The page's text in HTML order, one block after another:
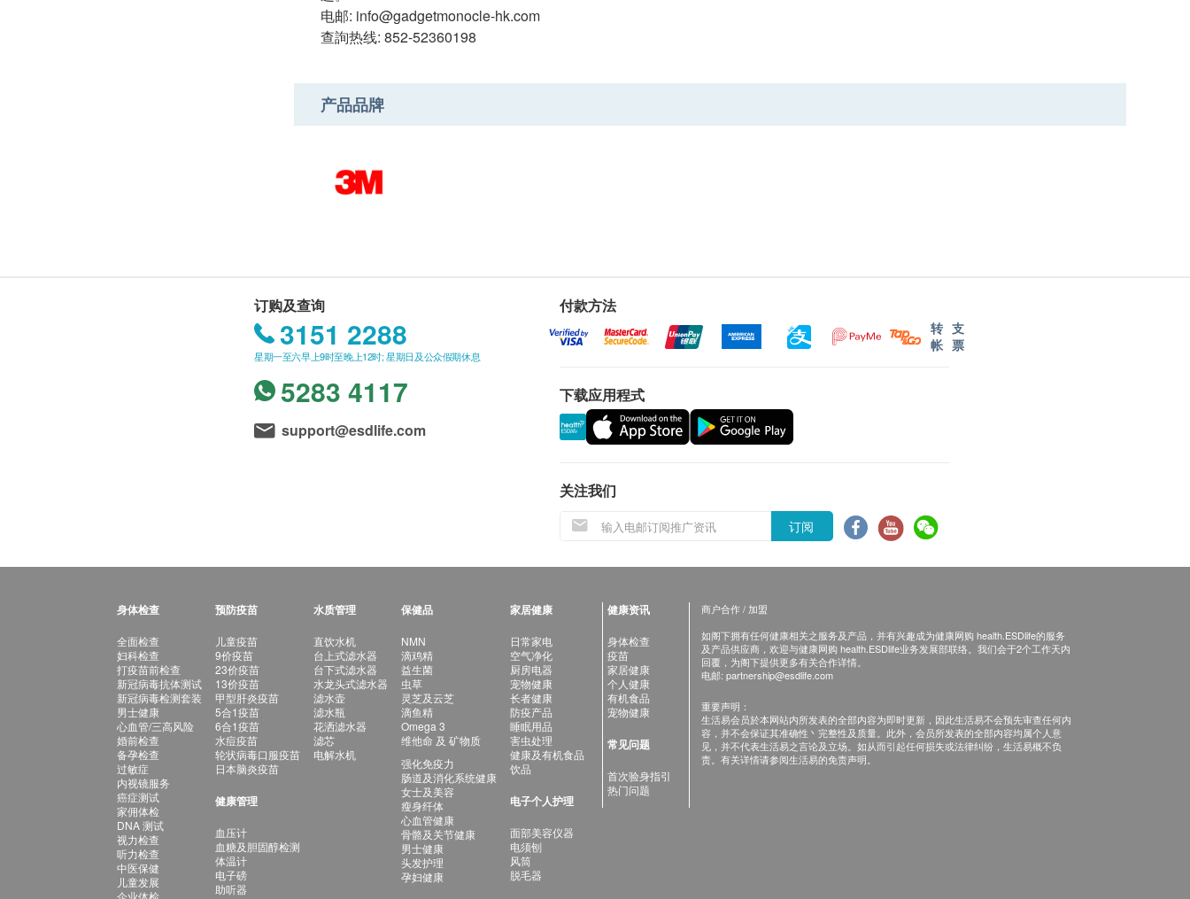
电邮: info@gadgetmonocle-hk.com
查詢热线: 852-52360198
产品品牌
订购及查询
3151 2288
星期一至六早上9时至晚上12时; 星期日及公众假期休息
5283 4117
support@esdlife.com
付款方法
转
帐
支
票
下载应用程式
关注我们
订阅
身体检查
全面检查
妇科检查
打疫苗前检查
新冠病毒抗体测试
新冠病毒检测套装
男士健康
心血管/三高风险
婚前检查
备孕检查
过敏症
内视镜服务
癌症测试
家佣体检
DNA 测试
视力检查
听力检查
中医保健
儿童发展
企业体检
预防疫苗
儿童疫苗
9价疫苗
23价疫苗
13价疫苗
甲型肝炎疫苗
5合1疫苗
6合1疫苗
水痘疫苗
轮状病毒口服疫苗
日本脑炎疫苗
健康管理
血压计
血糖及胆固醇检测
体温计
电子磅
助听器
水质管理
直饮水机
台上式滤水器
台下式滤水器
水龙头式滤水器
滤水壶
滤水瓶
花洒滤水器
滤芯
电解水机
保健品
NMN
滴鸡精
益生菌
虫草
灵芝及云芝
滴鱼精
Omega 3
维他命 及 矿物质
强化免疫力
肠道及消化系统健康
女士及美容
瘦身纤体
心血管健康
骨骼及关节健康
男士健康
头发护理
孕妇健康
家居健康
日常家电
空气净化
厨房电器
宠物健康
长者健康
防疫产品
睡眠用品
害虫处理
健康及有机食品
饮品
电子个人护理
面部美容仪器
电须刨
风筒
脱毛器
健康资讯
身体检查
疫苗
家居健康
个人健康
有机食品
宠物健康
常见问题
首次验身指引
热门问题
商户合作 / 加盟
如阁下拥有任何健康相关之服务及产品，并有兴趣成为健康网购 health.ESDlife的服务
及产品供应商，欢迎与健康网购 health.ESDlife业务发展部联络。我们会于2个工作天内
回覆，为阁下提供更多有关合作详情。
电邮: partnership@esdlife.com
重要声明：
生活易会员於本网站内所发表的全部内容为即时更新，因此生活易不会预先审查任何内
容，并不会保证其准确性丶完整性及质量。此外，会员所发表的全部内容均属个人意
见，并不代表生活易之言论及立场。如从而引起任何损失或法律纠纷，生活易概不负
责。有关详情请参阅生活易的免责声明。